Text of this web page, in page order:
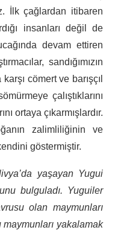
İlk çağlardan itibaren
insanları değil de
devam ettiren
sandığımızın
cömert ve barışçıl
çalıştıklarını
ortaya çıkarmışlardır.
zalimliliğinin ve
göstermiştir.
yaşayan Yugui
bulguladı. Yuguiler
olan maymunları
yakalamak